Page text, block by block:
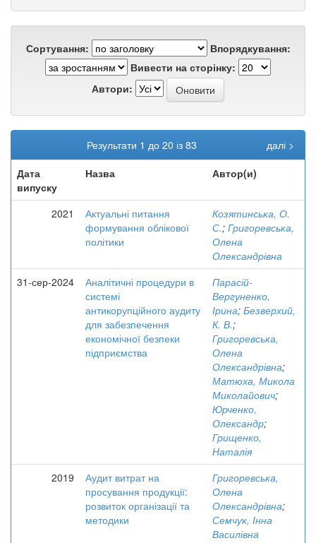
Сортування:
Впорядкування:
Вивести на сторінку:
Автори:
Результати 1 до 20 із 83
далі >
Дата
випуску
Назва Автор(и)
2021
Актуальні питання
формування облікової
політики
Козятинська, О.
С.; Григоревська,
Олена
Олександрівна
31-сер-2024
Аналітичні процедури в
системі
антикорупційного аудиту
для забезпечення
економічної безпеки
підприємства
Парасій-
Вергуненко,
Ірина; Безверхий,
К. В.;
Григоревська,
Олена
Олександрівна;
Матюха, Микола
Миколайович;
Юрченко,
Олександр;
Грищенко,
Наталія
2019
Аудит витрат на
просування продукції:
розвиток організації та
методики
Григоревська,
Олена
Олександрівна;
Семчук, Інна
Василівна